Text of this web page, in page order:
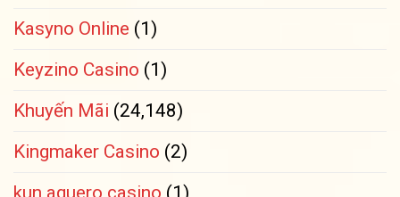
Kasyno Online (1)
Keyzino Casino (1)
Khuyến Mãi (24,148)
Kingmaker Casino (2)
kun aguero casino (1)